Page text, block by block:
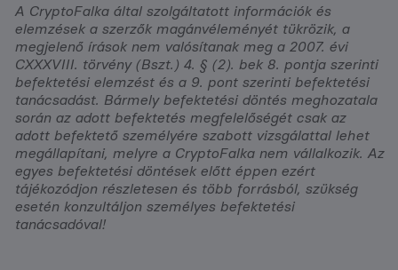
A CryptoFalka által szolgáltatott információk és
elemzések a szerzők magánvéleményét tükrözik, a
megjelenő írások nem valósítanak meg a 2007. évi
CXXXVIII. törvény (Bszt.) 4. § (2). bek 8. pontja szerinti
befektetési elemzést és a 9. pont szerinti befektetési
tanácsadást. Bármely befektetési döntés meghozatala
során az adott befektetés megfelelőségét csak az
adott befektető személyére szabott vizsgálattal lehet
megállapítani, melyre a CryptoFalka nem vállalkozik. Az
egyes befektetési döntések előtt éppen ezért
tájékozódjon részletesen és több forrásból, szükség
esetén konzultáljon személyes befektetési
tanácsadóval!